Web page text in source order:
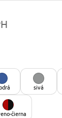
sivá
čierna